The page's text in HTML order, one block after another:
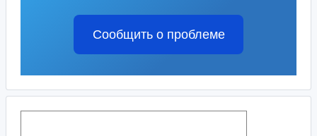
Сообщить о проблеме